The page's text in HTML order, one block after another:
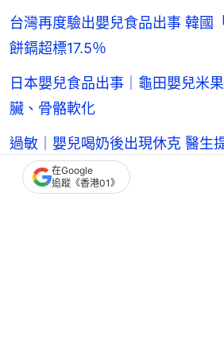
台灣再度驗出嬰兒食品出事 韓國
餅鎘超標17.5％
日本嬰兒食品出事｜龜田嬰兒米
臟、骨骼軟化
過敏｜嬰兒喝奶後出現休克 醫生
芝士食物在Google
追蹤《香港01》